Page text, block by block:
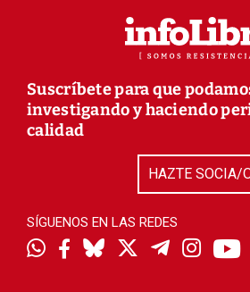
Suscríbete para que
investigando y haciendo
calidad
HAZTE SOCIA/
SÍGUENOS EN LAS REDES